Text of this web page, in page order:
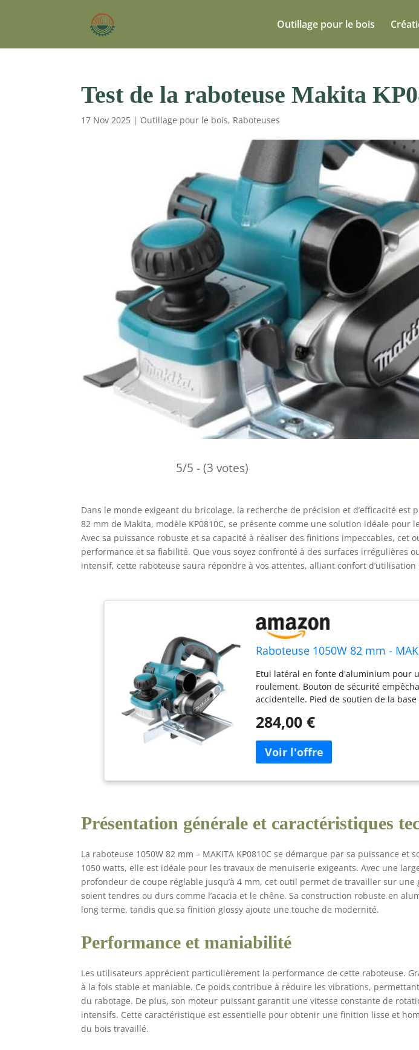
Outillage pour le bois
Test de la raboteuse Makita
17 Nov 2025 | Outillage pour le bois, Raboteuses
5/5 - (3 votes)
Dans le monde exigeant du bricolage, la recherche de précision et d’efficacité est
82 mm de Makita, modèle KP0810C, se présente comme une solution idéale pour
Avec sa puissance robuste et sa capacité à réaliser des finitions impeccables, cet
performance et sa fiabilité. Que vous soyez confronté à des surfaces irrégulières
intensif, cette raboteuse saura répondre à vos attentes, alliant confort
Raboteuse 1050W 82 mm -
Etui latéral en fonte d'aluminium pour
roulement. Bouton de sécurité
accidentelle. Pied de soutien de la
Possibilité de changer le sens de
Brossé (mm) : 82 (LxAnxAl) Dimensions :
profondeur (mm) de coupe : 0 – 4 (Kg)
284,00 €
Présentation générale et caractéristiques
La raboteuse 1050W 82 mm – MAKITA KP0810C se démarque par sa puissance et
1050 watts, elle est idéale pour les travaux de menuiserie exigeants. Avec une
profondeur de coupe réglable jusqu’à 4 mm, cet outil permet de travailler sur une
soient tendres ou durs comme l’acacia et le chêne. Sa construction robuste en
long terme, tandis que sa finition glossy ajoute une touche de modernité.
Performance et maniabilité
Les utilisateurs apprécient particulièrement la performance de cette raboteuse.
à la fois stable et maniable. Ce poids contribue à réduire les vibrations,
du rabotage. De plus, son moteur puissant garantit une vitesse constante de
intensifs. Cette caractéristique est essentielle pour obtenir une finition lisse et
du bois travaillé.